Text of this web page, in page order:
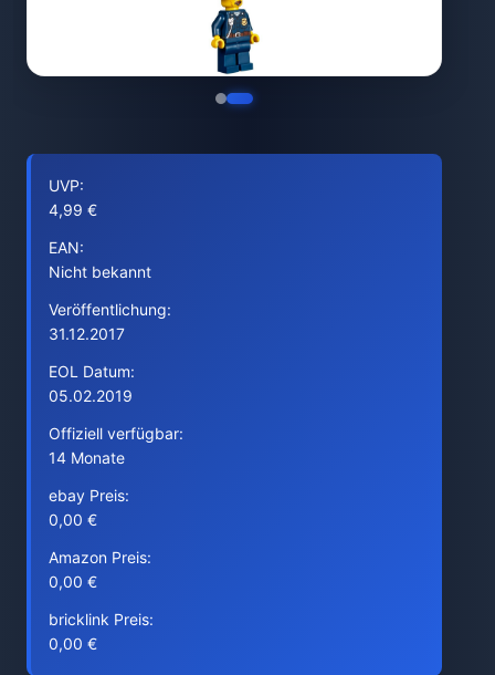
UVP:
4,99 €
EAN:
Nicht bekannt
Veröffentlichung:
31.12.2017
EOL Datum:
05.02.2019
Offiziell verfügbar:
14 Monate
ebay Preis:
0,00 €
Amazon Preis:
0,00 €
bricklink Preis:
0,00 €